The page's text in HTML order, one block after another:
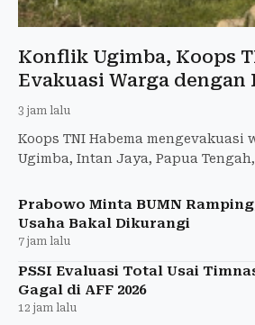
Konflik Ugimba, Koops
Evakuasi Warga
3 jam lalu
Koops TNI Habema mengevakuasi
Ugimba, Intan Jaya, Papua
Prabowo Minta BUMN
Usaha Bakal Dikurangi
7 jam lalu
PSSI Evaluasi Total Usai
Gagal di AFF 2026
12 jam lalu